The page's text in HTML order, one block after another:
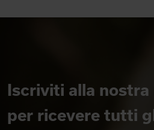
Iscriviti alla
per ricevere tutti